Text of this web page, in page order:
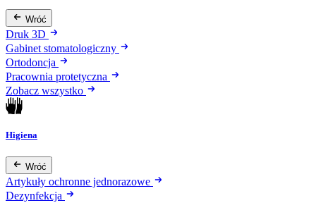
Wróć
Druk 3D
Gabinet stomatologiczny
Ortodoncja
Pracownia protetyczna
Zobacz wszystko
Higiena
Wróć
Artykuły ochronne jednorazowe
Dezynfekcja